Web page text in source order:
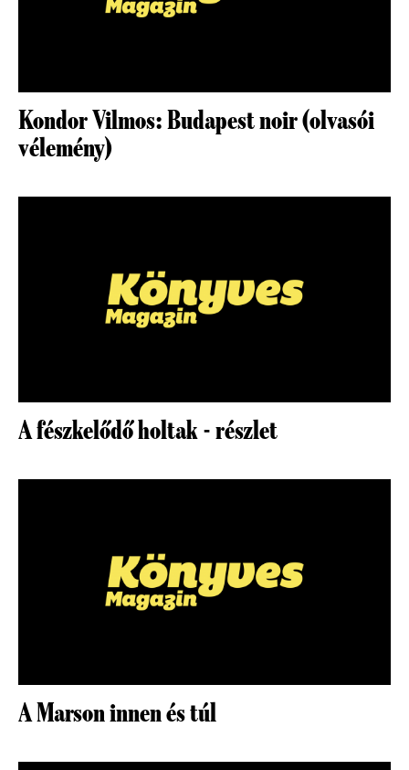
Kondor Vilmos: Budapest noir (olvasói
vélemény)
A fészkelődő holtak - részlet
A Marson innen és túl